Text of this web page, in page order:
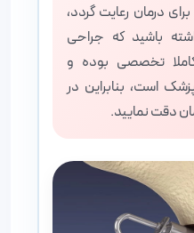
درمان رعایت گردد،
باشید که جراحی
تخصصی بوده و
است، بنابراین در
دقت نمایید.